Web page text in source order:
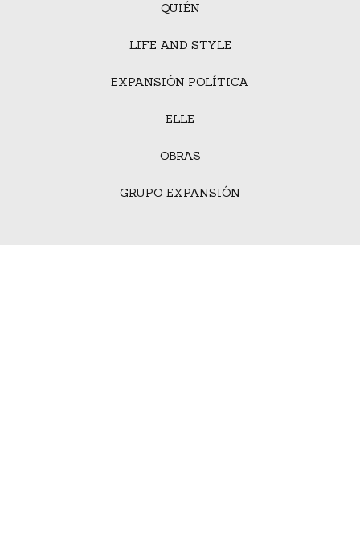
QUIÉN
LIFE AND STYLE
EXPANSIÓN POLÍTICA
ELLE
OBRAS
GRUPO EXPANSIÓN